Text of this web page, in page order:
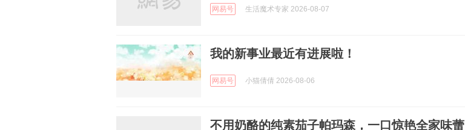
网易号 生活魔术专家 2026-08-07
我的新事业最近有进展啦！
网易号 小猫倩倩 2026-08-06
不用奶酪的纯素茄子帕玛森，一口惊艳全家味蕾